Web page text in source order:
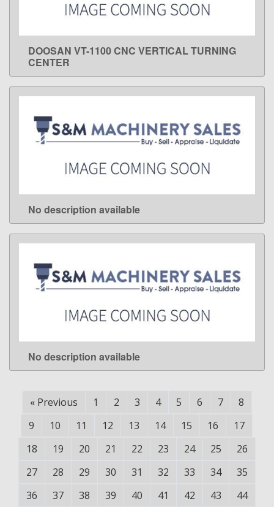
LEARN MORE
DOOSAN VT-1100 CNC VERTICAL TURNING
CENTER
LEARN MORE
No description available
LEARN MORE
No description available
« Previous 1 2 3 4 5 6 7
8
9
10 11 12 13 14 15 16
17
18
19 20 21 22 23 24 25
26
27
28 29 30 31 32 33 34
35
36
37 38 39 40 41 42 43
44